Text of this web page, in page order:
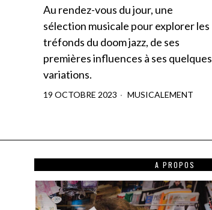
Au rendez-vous du jour, une
sélection musicale pour explorer les
tréfonds du doom jazz, de ses
premières influences à ses quelques
variations.
19 OCTOBRE 2023 MUSICALEMENT
A PROPOS